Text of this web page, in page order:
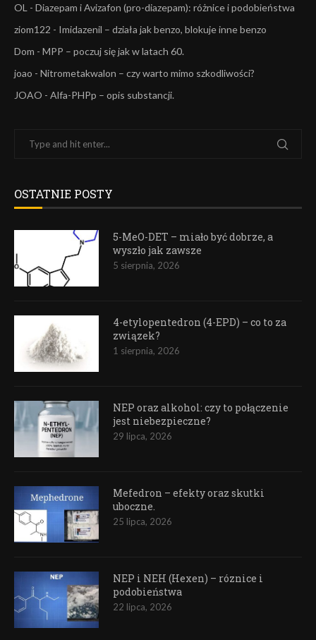
OL - Diazepam i Avizafon (pro-diazepam): różnice i podobieństwa
ziom122 - Imidazenil – działa jak benzo, blokuje inne benzo
Dom - MPP – poczuj się jak w latach 60.
joao - Nitrometakwalon – czy warto mimo szkodliwości?
JOAO - Alfa-PHPp – opis substancji.
OSTATNIE POSTY
5-MeO-DET – miało być dobrze, a
wyszło jak zawsze
5 sierpnia, 2026
4-etylopentedron (4-EPD) – co to za
związek?
1 sierpnia, 2026
NEP oraz alkohol: czy to połączenie
jest niebezpieczne?
29 lipca, 2026
Mefedron – efekty oraz skutki
uboczne.
25 lipca, 2026
NEP i NEH (Hexen) – róznice i
podobieństwa
22 lipca, 2026